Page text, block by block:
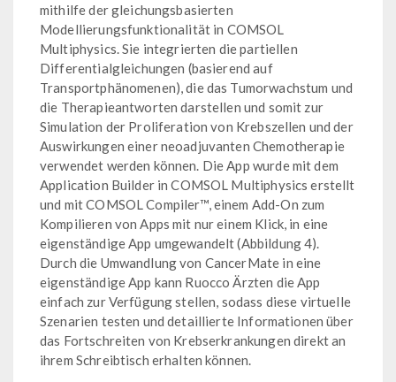
mithilfe der gleichungsbasierten
Modellierungsfunktionalität in COMSOL
Multiphysics. Sie integrierten die partiellen
Differentialgleichungen (basierend auf
Transportphänomenen), die das Tumorwachstum und
die Therapieantworten darstellen und somit zur
Simulation der Proliferation von Krebszellen und der
Auswirkungen einer neoadjuvanten Chemotherapie
verwendet werden können. Die App wurde mit dem
Application Builder in COMSOL Multiphysics erstellt
und mit COMSOL Compiler™, einem Add-On zum
Kompilieren von Apps mit nur einem Klick, in eine
eigenständige App umgewandelt (Abbildung 4).
Durch die Umwandlung von CancerMate in eine
eigenständige App kann Ruocco Ärzten die App
einfach zur Verfügung stellen, sodass diese virtuelle
Szenarien testen und detaillierte Informationen über
das Fortschreiten von Krebserkrankungen direkt an
ihrem Schreibtisch erhalten können.